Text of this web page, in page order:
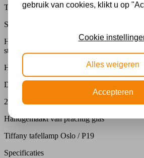
Tiffany tafellamp Oslo / P19
Specificaties
Heel vakkundig gemaakte Tiffany tafellamp
stijlvolle voet met een patroon met bladeren.
Hoogte : 61 cm
Diameter kap40 cm
2 x E27 / 40 watt
Handgemaakt van prachtig glas
Tiffany tafellamp Oslo / P19
Specificaties
gebruik van cookies, klikt u op
Cookie
Alles weigeren
Accepteren